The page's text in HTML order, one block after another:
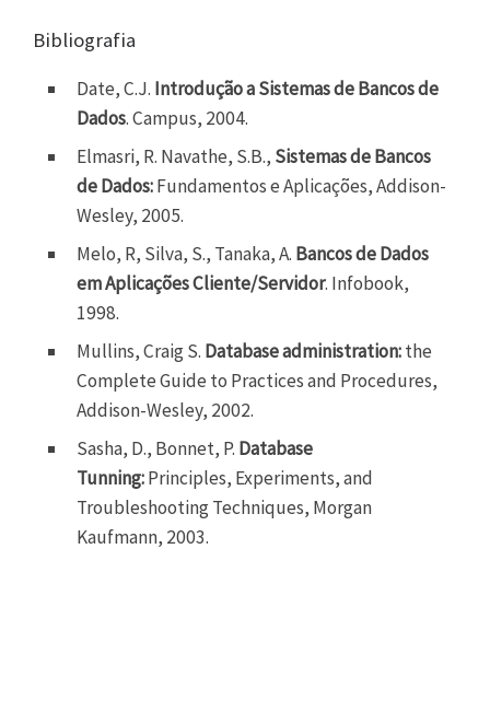
Bibliografia
Date, C.J. Introdução a Sistemas de Bancos de
Dados. Campus, 2004.
Elmasri, R. Navathe, S.B., Sistemas de Bancos
de Dados:Fundamentos e Aplicações, Addison-
Wesley, 2005.
Melo, R, Silva, S., Tanaka, A. Bancos de Dados
em Aplicações Cliente/Servidor. Infobook,
1998.
Mullins, Craig S. Database administration:the
Complete Guide to Practices and Procedures,
Addison-Wesley, 2002.
Sasha, D., Bonnet, P. Database
Tunning:Principles, Experiments, and
Troubleshooting Techniques, Morgan
Kaufmann, 2003.